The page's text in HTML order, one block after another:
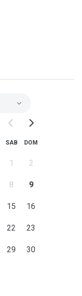
SAB DOM
1 2
8 9
15 16
22 23
29 30